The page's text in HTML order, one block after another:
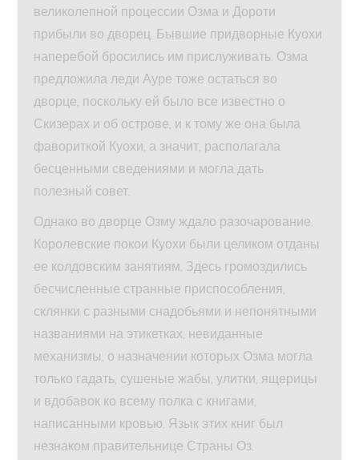
великолепной процессии Озма и Дороти
прибыли во дворец. Бывшие придворные Куохи
наперебой бросились им прислуживать. Озма
предложила леди Ауре тоже остаться во
дворце, поскольку ей было все известно о
Скизерах и об острове, и к тому же она была
фавориткой Куохи, а значит, располагала
бесценными сведениями и могла дать
полезный совет.
Однако во дворце Озму ждало разочарование.
Королевские покои Куохи были целиком отданы
ее колдовским занятиям. Здесь громоздились
бесчисленные странные приспособления,
склянки с разными снадобьями и непонятными
названиями на этикетках, невиданные
механизмы, о назначении которых Озма могла
только гадать, сушеные жабы, улитки, ящерицы
и вдобавок ко всему полка с книгами,
написанными кровью. Язык этих книг был
незнаком правительнице Страны Оз.